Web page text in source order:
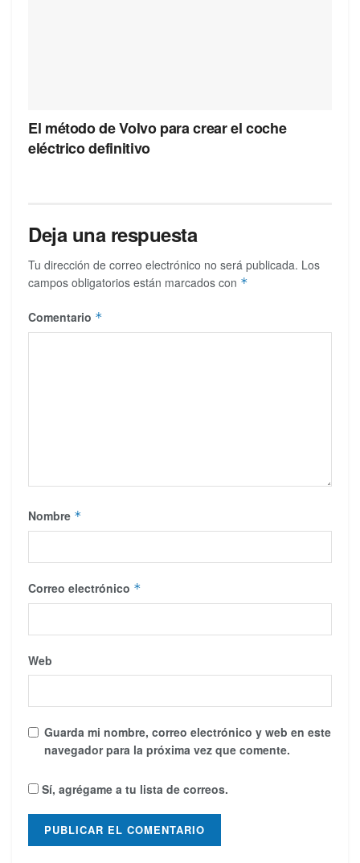
El método de Volvo para crear el coche
eléctrico definitivo
Deja una respuesta
Tu dirección de correo electrónico no será publicada. Los
campos obligatorios están marcados con *
Comentario *
Nombre *
Correo electrónico *
Web
Guarda mi nombre, correo electrónico y web en este
navegador para la próxima vez que comente.
Sí, agrégame a tu lista de correos.